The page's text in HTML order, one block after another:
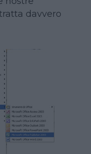
davvero